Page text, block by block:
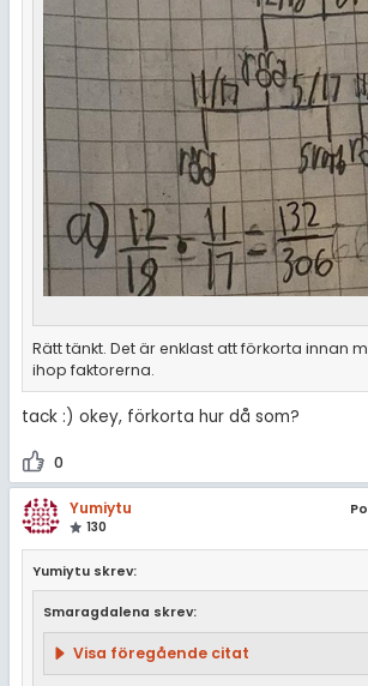
Rätt tänkt. Det är enklast att förkorta innan
ihop faktorerna.
tack :) okey, förkorta hur då som?
0
Yumiytu
130
Yumiytu skrev:
Smaragdalena skrev:
Visa föregående citat